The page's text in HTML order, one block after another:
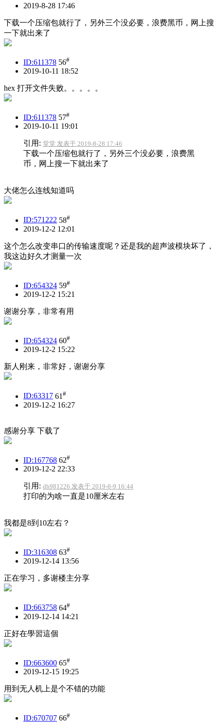
2019-8-28 17:46
下载一个压缩包就行了，另外三个没必要，浪费黑币，网上搜
一下就出来了
ID:611378 56#
2019-10-11 18:52
hex 打开文件失败。。。。。
ID:611378 57#
2019-10-11 19:01
引用: 堂堂 发表于 2019-8-28 17:46
下载一个压缩包就行了，另外三个没必要，浪费黑
币，网上搜一下就出来了
大佬怎么连线知道吗
ID:571222 58#
2019-12-2 12:01
这个怎么改变串口的传输速度呢？还是我的超声波模块坏了，
我这边好久才测量一次
ID:654324 59#
2019-12-2 15:21
谢谢分享，非常有用
ID:654324 60#
2019-12-2 15:22
新人刚来，非常好，谢谢分享
ID:63317 61 #
2019-12-2 16:27
感谢分享 下载了
ID:167768 62#
2019-12-2 22:33
引用: dh981226 发表于 2019-8-9 16:44
打印的为啥一直是10厘米左右
我都是8到10左右？
ID:316308 63#
2019-12-14 13:56
正在学习，多谢楼主分享
ID:663758 64#
2019-12-14 14:21
正好在學習這個
ID:663600 65#
2019-12-15 19:25
用到无人机上是个不错的功能
ID:670707 66#